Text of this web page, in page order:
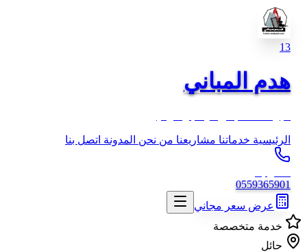
13
هدم المباني
الرئيسية خدماتنا مشاريعنا من نحن المدونة اتصل بنا
0559365901
عرض سعر مجاني
خدمة متخصصة
حائل